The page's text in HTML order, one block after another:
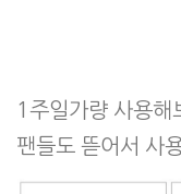
1주일가량 사용해
팬들도 뜯어서 사